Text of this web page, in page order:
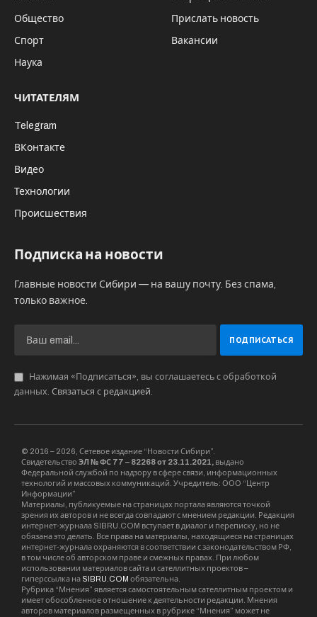
Общество
Спорт
Наука
Прислать новость
Вакансии
ЧИТАТЕЛЯМ
Telegram
ВКонтакте
Видео
Технологии
Происшествия
Подписка на новости
Главные новости Сибири — на вашу почту. Без спама,
только важное.
Нажимая «Подписаться», вы соглашаетесь с обработкой
данных. Связаться с редакцией.
© 2016 – 2026, Сетевое издание “Новости Сибири”.
Свидетельство ЭЛ № ФС 77 – 82268 от 23.11.2021, выдано
Федеральной службой по надзору в сфере связи, информационных
технологий и массовых коммуникаций. Учредитель: ООО “Центр
Информации”
Материалы, публикуемые на страницах портала являются точкой
зрения их авторов и не всегда совпадают с мнением редакции. Редакция
интернет-журнала SIBRU.COM вступает в диалог и переписку, но не
обязана это делать. Все права на материалы, находящиеся на страницах
интернет-журнала охраняются в соответствии с законодательством РФ,
в том числе об авторском праве и смежных правах. При любом
использовании материалов сайта и сателлитных проектов –
гиперссылка на SIBRU.COM обязательна.
Рубрика “Мнения” является самостоятельным сателлитным проектом и
имеет обособленное отношение к деятельности редакции. Мнения
авторов материалов размещенных в рубрике “Мнения” может не